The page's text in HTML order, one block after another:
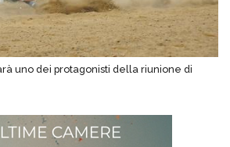
uno dei protagonisti della riunione di